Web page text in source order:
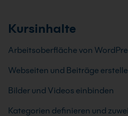
Kursinhalte
Arbeitsoberfläche von
Webseiten und Beiträge
Bilder und Videos einbinden
Kategorien definieren und